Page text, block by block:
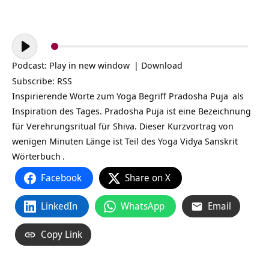
Audio-
Player
Podcast: Play in new window | Download
Subscribe: RSS
Inspirierende Worte zum Yoga Begriff Pradosha Puja als
Inspiration des Tages. Pradosha Puja ist eine Bezeichnung
für Verehrungsritual für Shiva. Dieser Kurzvortrag von
wenigen Minuten Länge ist Teil des Yoga Vidya Sanskrit
Wörterbuch .
Facebook Share on X
LinkedIn WhatsApp Email
Copy Link